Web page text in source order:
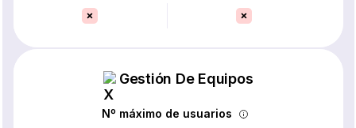
Gestión De Equipos
Nº máximo de usuarios